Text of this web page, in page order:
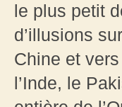
le plus petit
d’illusions
Chine et
l’Inde, le